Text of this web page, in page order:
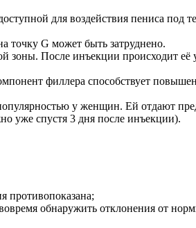
для воздействия пениса под
точку G может быть затруднено.
зоны. После инъекции происходит её
филлера способствует
у женщин. Ей отдают
уже спустя 3 дня после инъекции).
противопоказана;
обнаружить отклонения от